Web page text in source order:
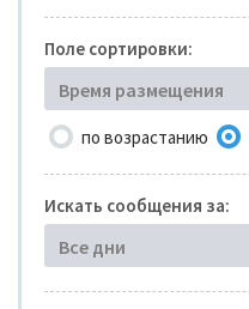
Поле сортировки:
Время размещения
по возрастанию
Искать сообщения за:
Все дни